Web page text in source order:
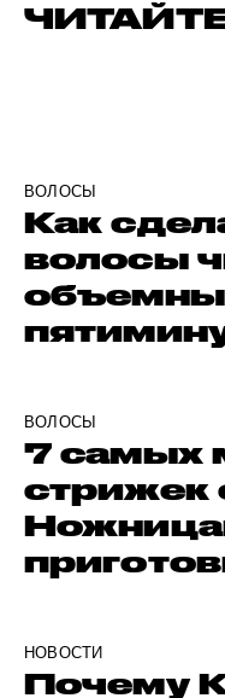
ВОЛОСЫ
Как
волосы
ВОЛОСЫ
7 самых
стрижек
НОВОСТИ
Почему